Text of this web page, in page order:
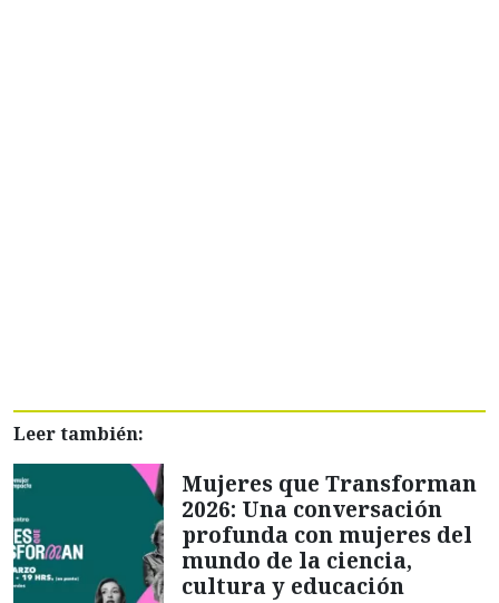
Leer también:
Mujeres que Transforman
2026: Una conversación
profunda con mujeres del
mundo de la ciencia,
cultura y educación